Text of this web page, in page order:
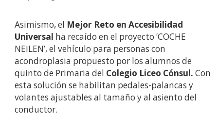
Asimismo, el Mejor Reto en Accesibilidad
Universal ha recaído en el proyecto ‘COCHE
NEILEN’, el vehículo para personas con
acondroplasia propuesto por los alumnos de
quinto de Primaria del Colegio Liceo Cónsul. Con
esta solución se habilitan pedales-palancas y
volantes ajustables al tamaño y al asiento del
conductor.